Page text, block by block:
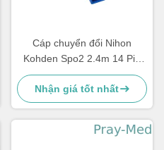
Cáp chuyển đổi Nihon
Kohden Spo2 2.4m 14 Pin
JL-900P TPU Jacket
Nhận giá tốt nhất